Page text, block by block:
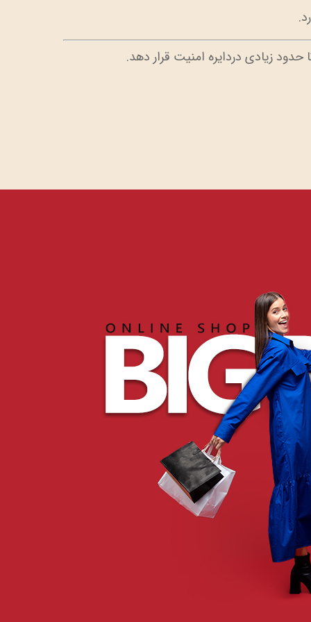
حدود زیادی دردایره امنیت قرار دهد.